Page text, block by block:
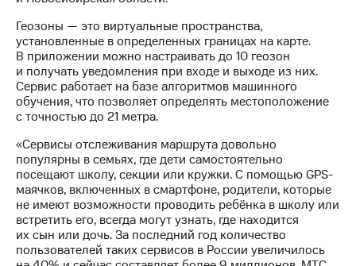
управление
Корпоративный
секретарь
Раскрытие
информации
Информация
акционерам
ПАО
"МТС"
Собрания
акционеров
Личный
кабинет
акционера
Акционерный
Геозоны — это виртуальные пространства,
установленные в определенных границах на карте.
В приложении можно настраивать до 10 геозон
и получать уведомления при входе и выходе из них.
Сервис работает на базе алгоритмов машинного
обучения, что позволяет определять местоположение
с точностью до 21 метра.
«Сервисы отслеживания маршрута довольно
популярны в семьях, где дети самостоятельно
посещают школу, секции или кружки. С помощью GPS-
маячков, включенных в смартфоне, родители, которые
не имеют возможности проводить ребёнка в школу или
встретить его, всегда могут узнать, где находится
их сын или дочь. За последний год количество
пользователей таких сервисов в России увеличилось